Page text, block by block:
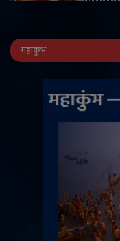
महाकुंभ